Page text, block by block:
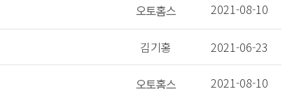
2021-08-10
김기홍 2021-06-23
2021-08-10